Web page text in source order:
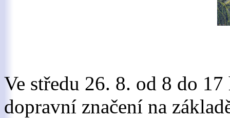
Ve středu 26. 8. od 8 do
dopravní značení na